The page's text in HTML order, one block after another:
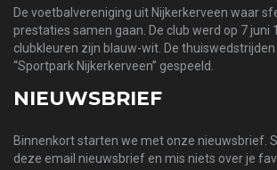
De voetbalvereniging uit Nijkerkerveen waar
prestaties samen gaan. De club werd op 7 juni
clubkleuren zijn blauw-wit. De
“Sportpark Nijkerkerveen” gespeeld.
NIEUWSBRIEF
Binnenkort starten we met onze nieuwsbrief.
deze email nieuwsbrief en mis niets over je